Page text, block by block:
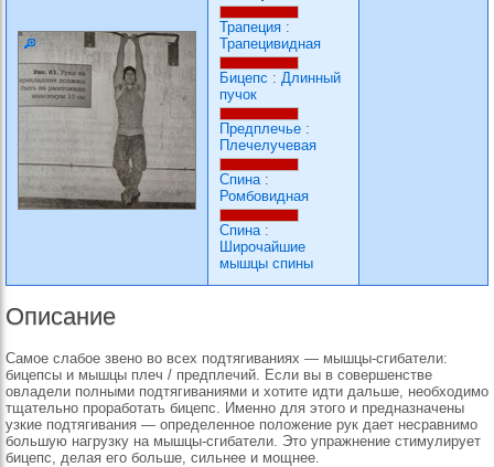
Трапеция :
Трапецивидная
Бицепс : Длинный
пучок
Предплечье :
Плечелучевая
Спина:
Ромбовидная
Спина:
Широчайшие
мышцы спины
Описание
Самое слабое звено во всех подтягиваниях — мышцы-сгибатели:
бицепсы и мышцы плеч / предплечий. Если вы в совершенстве
овладели полными подтягиваниями и хотите идти дальше, необходимо
тщательно проработать бицепс. Именно для этого и предназначены
узкие подтягивания — определенное положение рук дает несравнимо
большую нагрузку на мышцы-сгибатели. Это упражнение стимулирует
бицепс, делая его больше, сильнее и мощнее.